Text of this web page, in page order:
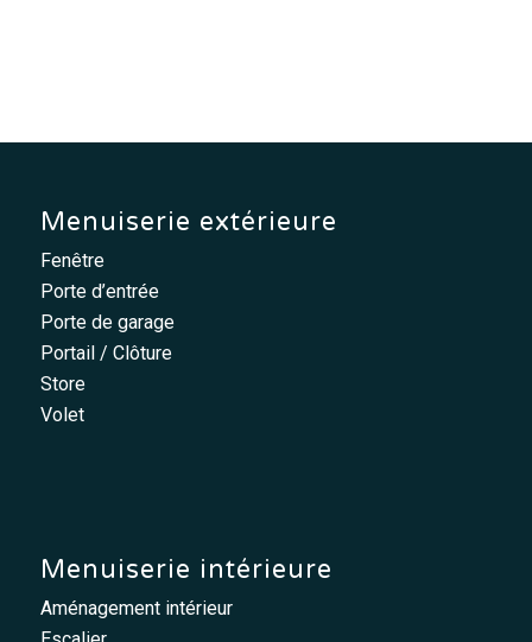
Menuiserie extérieure
Fenêtre
Porte d’entrée
Porte de garage
Portail / Clôture
Store
Volet
Menuiserie intérieure
Aménagement intérieur